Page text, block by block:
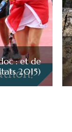
: et de
2015)